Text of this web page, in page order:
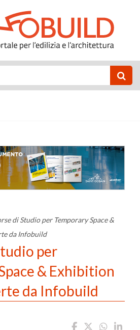
di Studio per Temporary Space &
da Infobuild
per
& Exhibition
da Infobuild